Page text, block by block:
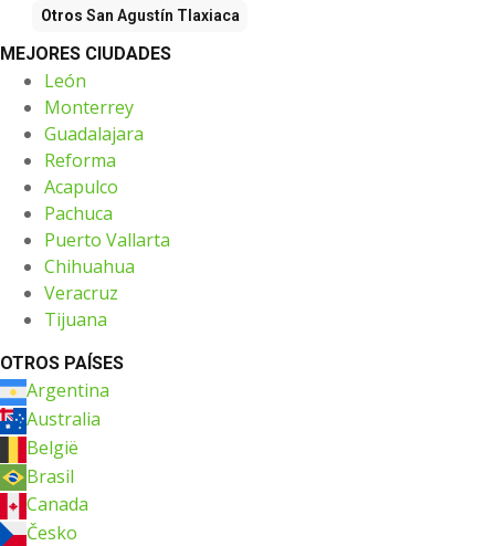
Otros San Agustín Tlaxiaca
MEJORES CIUDADES
León
Monterrey
Guadalajara
Reforma
Acapulco
Pachuca
Puerto Vallarta
Chihuahua
Veracruz
Tijuana
OTROS PAÍSES
Argentina
Australia
België
Brasil
Canada
Česko